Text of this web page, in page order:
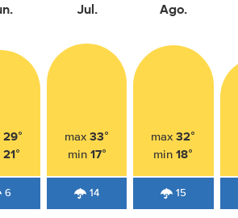
29°
21°
6
Jul.
max33°
min 17°
14
Ago.
max32°
min18°
15